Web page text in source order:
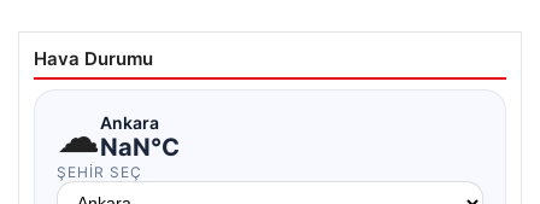
Hava Durumu
☁Ankara
NaN°C
ŞEHIR SEÇ